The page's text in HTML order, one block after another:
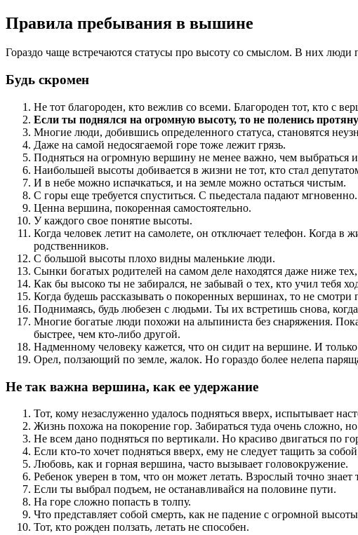
Правила пребывания в вышине
Гораздо чаще встречаются статусы про высоту со смыслом. В них
Будь скромен
Не тот благороден, кто вежлив со всеми. Благороден тот, кто с
Если ты поднялся на огромную высоту, то не поленись
Многие люди, добившись определенного статуса, становятся
Даже на самой недосягаемой горе тоже лежит грязь.
Подняться на огромную вершину не менее важно, чем выбраться
Наибольшей высоты добивается в жизни не тот, кто стал
И в небе можно испачкаться, и на земле можно остаться чистым.
С горы еще требуется спуститься. С пьедестала падают мгновенно.
Ценна вершина, покоренная самостоятельно.
У каждого свое понятие высоты.
Когда человек летит на самолете, он отключает телефон. Когда в
родственников.
С большой высоты плохо видны маленькие люди.
Сынки богатых родителей на самом деле находятся даже ниже
Как бы высоко ты не забирался, не забывай о тех, кто учил тебя
Когда будешь рассказывать о покоренных вершинах, то не смотри
Поднимаясь, будь любезен с людьми. Ты их встретишь снова,
Многие богатые люди похожи на альпиниста без снаряжения.
быстрее, чем кто-либо другой.
Надменному человеку кажется, что он сидит на вершине. И
Орел, ползающий по земле, жалок. Но гораздо более нелепа
Не так важна вершина, как ее удержание
Тот, кому незаслуженно удалось подняться вверх, испытывает
Жизнь похожа на покорение гор. Забираться туда очень сложно,
Не всем дано подняться по вертикали. Но красиво двигаться по
Если кто-то хочет подняться вверх, ему не следует тащить за
Любовь, как и горная вершина, часто вызывает головокружение.
Ребенок уверен в том, что он может летать. Взрослый точно знает
Если ты выбрал подъем, не останавливайся на половине пути.
На горе сложно попасть в толпу.
Что представляет собой смерть, как не падение с огромной
Тот, кто рожден ползать, летать не способен.